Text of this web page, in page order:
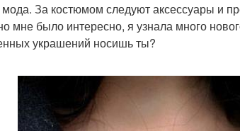
За костюмом следуют аксессуары и
мне было интересно, я узнала много
украшений носишь ты?